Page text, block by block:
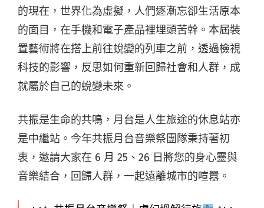
的現在，世界化為虛擬，人們逐漸忘卻生活原本
的面目，在手機和電子產品裡埋頭苦幹。本屆裝
置藝術將在搭上前往蛻變的列車之前，透過檢視
科技的影響，反思如何重新回歸社會和人群，成
就屬於自己的蛻變未來。
共振是生命的共鳴，月台是人生旅途的休息站亦
是中繼站。今年共振月台音樂祭團隊秉持著初
衷，邀請大家在 6 月 25、26 日將您的身心靈與
音樂結合，回歸人群，一起遠離城市的喧囂。